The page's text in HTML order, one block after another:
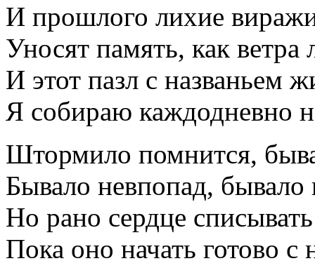
И прошлого лихие
Уносят память, как ветра
И этот пазл с названьем
Я собираю каждодневно
Штормило помнится,
Бывало невпопад, бывало
Но рано сердце
Пока оно начать готово с